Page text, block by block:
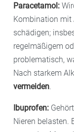
Paracetamol:
Kombination mit
schädigen;
regelmäßigem
problematisch,
Nach starkem
vermeiden.
Ibuprofen:
Nieren belasten.